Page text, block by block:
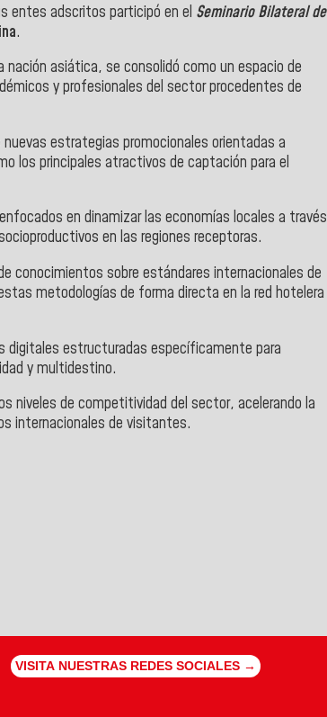
entes adscritos participó en el Seminario Bilateral de
.
nación asiática, se consolidó como un espacio de
y profesionales del sector procedentes de
estrategias promocionales orientadas a
los principales atractivos de captación para el
en dinamizar las economías locales a través
en las regiones receptoras.
conocimientos sobre estándares internacionales de
metodologías de forma directa en la red hotelera
digitales estructuradas específicamente para
y multidestino.
niveles de competitividad del sector, acelerando la
internacionales de visitantes.
VISITA NUESTRAS REDES SOCIALES →